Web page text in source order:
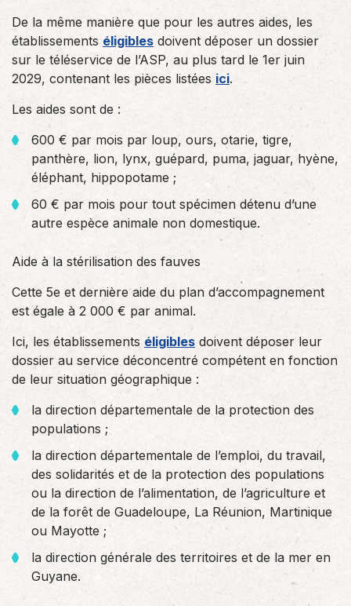
De la même manière que pour les autres aides, les
établissements éligibles doivent déposer un dossier
sur le téléservice de l’ASP, au plus tard le 1er juin
2029, contenant les pièces listées ici.
Les aides sont de :
600 € par mois par loup, ours, otarie, tigre,
panthère, lion, lynx, guépard, puma, jaguar, hyène,
éléphant, hippopotame ;
60 € par mois pour tout spécimen détenu d’une
autre espèce animale non domestique.
Aide à la stérilisation des fauves
Cette 5e et dernière aide du plan d’accompagnement
est égale à 2 000 € par animal.
Ici, les établissements éligibles doivent déposer leur
dossier au service déconcentré compétent en fonction
de leur situation géographique :
la direction départementale de la protection des
populations ;
la direction départementale de l’emploi, du travail,
des solidarités et de la protection des populations
ou la direction de l’alimentation, de l’agriculture et
de la forêt de Guadeloupe, La Réunion, Martinique
ou Mayotte ;
la direction générale des territoires et de la mer en
Guyane.